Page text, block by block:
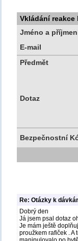
Vkládání reakce
Jméno a
E-mail
Předmět
Dotaz
Bezpečnostní
Re: Otázky k
Dobrý den
Já jsem psal dotaz
Je mám ještě
proužkem rafiček . A